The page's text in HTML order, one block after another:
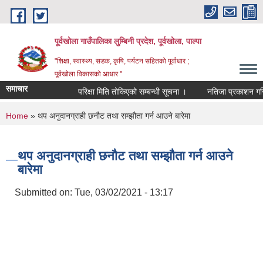
Skip to main content
पूर्वखोला गाउँपालिका लुम्बिनी प्रदेश, पूर्वखोला, पाल्पा
"शिक्षा, स्वास्थ्य, सडक, कृषि, पर्यटन सहितको पूर्वाधार ;
पूर्वखोला विकासको आधार "
समाचार परिक्षा मिति तोकिएको सम्बन्धी सूचना । नतिजा प्रकाशन
You are here
Home » थप अनुदानग्राही छनौट तथा सम्झौता गर्न आउने बारेमा
थप अनुदानग्राही छनौट तथा सम्झौता गर्न आउने
बारेमा
Submitted on: Tue, 03/02/2021 - 13:17